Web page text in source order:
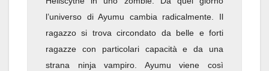
l’universo di Ayumu cambia radicalmente. Il
ragazzo si trova circondato da belle e forti
ragazze con particolari capacità e da una
strana ninja vampiro. Ayumu viene così